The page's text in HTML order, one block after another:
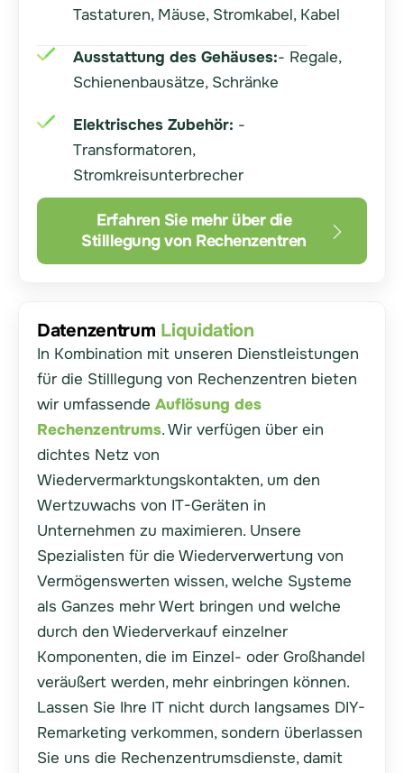
Tastaturen, Mäuse, Stromkabel, Kabel
Ausstattung des Gehäuses:- Regale,
Schienenbausätze, Schränke
Elektrisches Zubehör: -
Transformatoren,
Stromkreisunterbrecher
Erfahren Sie mehr über die
Stilllegung von Rechenzentren
In Kombination mit unseren Dienstleistungen
für die Stilllegung von Rechenzentren bieten
wir umfassende Auflösung des
Rechenzentrums. Wir verfügen über ein
dichtes Netz von
Wiedervermarktungskontakten, um den
Wertzuwachs von IT-Geräten in
Unternehmen zu maximieren. Unsere
Spezialisten für die Wiederverwertung von
Vermögenswerten wissen, welche Systeme
als Ganzes mehr Wert bringen und welche
durch den Wiederverkauf einzelner
Komponenten, die im Einzel- oder Großhandel
veräußert werden, mehr einbringen können.
Lassen Sie Ihre IT nicht durch langsames DIY-
Remarketing verkommen, sondern überlassen
Sie uns die Rechenzentrumsdienste, damit
Datenzentrum Liquidation